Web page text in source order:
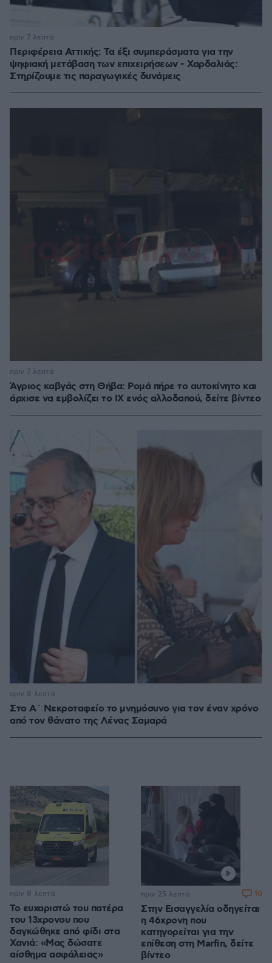
Περιφέρεια Αττικής: Τα έξι συμπεράσματα για την
ψηφιακή μετάβαση των επιχειρήσεων - Χαρδαλιάς:
Στηρίζουμε τις παραγωγικές δυνάμεις
πριν 7 λεπτά
Άγριος καβγάς στη Θήβα: Ρομά πήρε το αυτοκίνητο και
άρχισε να εμβολίζει το ΙΧ ενός αλλοδαπού, δείτε βίντεο
πριν 7 λεπτά
Στο Α΄ Νεκροταφείο το μνημόσυνο για τον έναν χρόνο
από τον θάνατο της Λένας Σαμαρά
πριν 8 λεπτά
Το ευχαριστώ του πατέρα
του 13χρονου που
δαγκώθηκε από φίδι στα
Χανιά: «Μας δώσατε
αίσθημα ασφάλειας»
πριν 8 λεπτά
Στην Εισαγγελία οδηγείται
η 46χρονη που
κατηγορείται για την
επίθεση στη Marfin, δείτε
βίντεο
πριν 25 λεπτά 10